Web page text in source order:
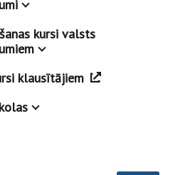
kursi valsts
klausītājiem